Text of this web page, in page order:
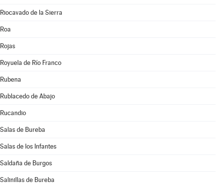
Riocavado de la Sierra
Roa
Rojas
Royuela de Río Franco
Rubena
Rublacedo de Abajo
Rucandio
Salas de Bureba
Salas de los Infantes
Saldaña de Burgos
Salinillas de Bureba